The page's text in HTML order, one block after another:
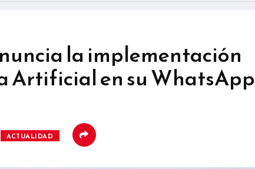
la implementación
Artificial en su WhatsApp
ACTUALIDAD